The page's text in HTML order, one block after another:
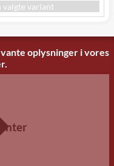
valgte variant
oplysninger i vores